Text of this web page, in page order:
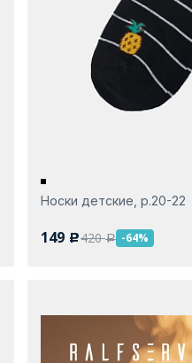
Носки детские, р.20-22
149 c420a -64%